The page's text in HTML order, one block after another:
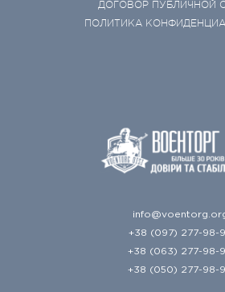
ДОГОВОР ПУБЛИЧНОЙ
ПОЛИТИКА
+38 (097) 277-98-
+38 (063) 277-98-
+38 (050) 277-98-